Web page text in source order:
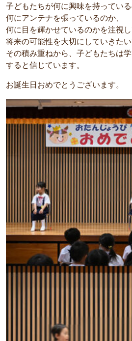
子どもたちが何に興味を持っている
何にアンテナを張っているのか、
何に目を輝かせているのかを注視し
将来の可能性を大切にしていきたい
その積み重ねから、子どもたちは
すると信じています。
お誕生日おめでとうございます。